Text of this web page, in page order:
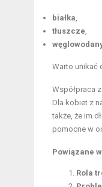
białka
tłuszcze
Warto unikać
Współpraca
Dla kobiet z
także, że im
pomocne w
Powiązane
Rola